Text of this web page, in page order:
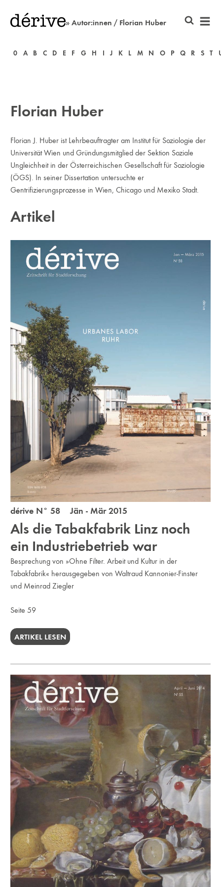
» Autor:innen / Florian Huber
0 A B C D E F G H I J K L M N O P Q R S T
Florian Huber
Florian J. Huber ist Lehrbeauftragter am Institut für Soziologie der
Universität Wien und Gründungsmitglied der Sektion Soziale
Ungleichheit in der Österreichischen Gesellschaft für Soziologie
(ÖGS). In seiner Dissertation untersuchte er
Gentrifizierungsprozesse in Wien, Chicago und Mexiko Stadt.
Artikel
dérive N° 58 Jän - Mär 2015
Als die Tabakfabrik Linz noch
ein Industriebetrieb war
Besprechung von »Ohne Filter. Arbeit und Kultur in der
Tabakfabrik« herausgegeben von Waltraud Kannonier-Finster
und Meinrad Ziegler
Seite 59
ARTIKEL LESEN